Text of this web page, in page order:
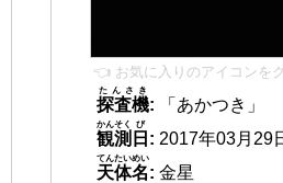
👈 お気に入りのアイコンを
探査機
たんさき
:
「あかつき」
観測
かんそく
日
び
: 2017年03月29
天体名
てんたいめい
: 金星